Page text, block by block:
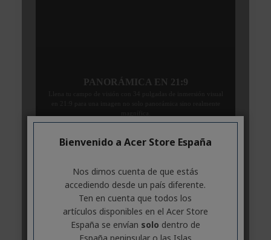
Bienvenido a Acer Store España
Nos dimos cuenta de que estás
accediendo desde un país diferente.
Ten en cuenta que todos los
artículos disponibles en el Acer Store
España se envían solo dentro de